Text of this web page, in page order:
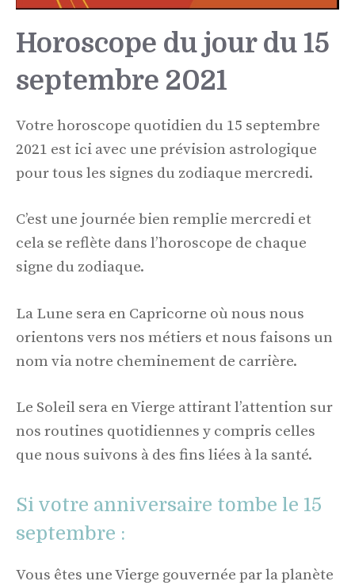
Horoscope du jour du 15
septembre 2021
Votre horoscope quotidien du 15 septembre
2021 est ici avec une prévision astrologique
pour tous les signes du zodiaque mercredi.
C’est une journée bien remplie mercredi et
cela se reflète dans l’horoscope de chaque
signe du zodiaque.
La Lune sera en Capricorne où nous nous
orientons vers nos métiers et nous faisons un
nom via notre cheminement de carrière.
Le Soleil sera en Vierge attirant l’attention sur
nos routines quotidiennes y compris celles
que nous suivons à des fins liées à la santé.
Si votre anniversaire tombe le 15
septembre :
Vous êtes une Vierge gouvernée par la planète